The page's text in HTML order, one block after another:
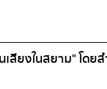
สียงในสยาม" โด